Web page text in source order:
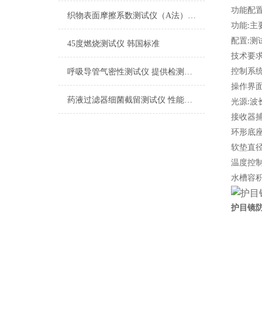
织物表面摩擦系数测试仪（A法） 检测准确
45度燃烧测试仪 韩国标准
呼吸导管气密性测试仪 提供检测方案
药液过滤器细菌截留测试仪 性能稳定
功能配
功能:主
配置:测
技术要
控制系
操作界
光源:波
接收器
环形底
软垫直
温度控
水槽容
护目镜